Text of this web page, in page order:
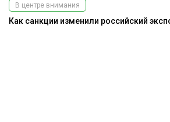
В центре внимания
Как санкции изменили российский